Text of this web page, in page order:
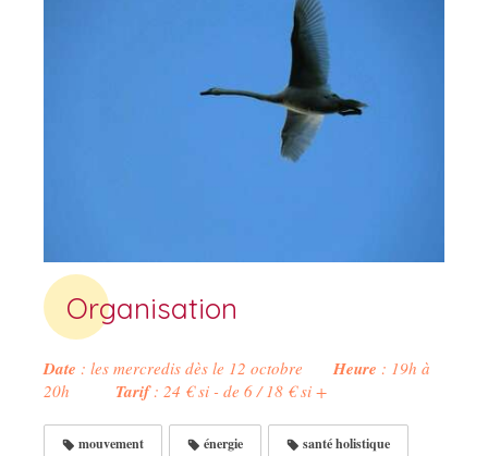
Organisation
Date : les mercredis dès le 12 octobre Heure : 19h à
20h Tarif: 24 € si - de 6 / 18 € si +
mouvement énergie santé holistique